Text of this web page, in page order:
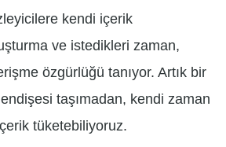
kendi içerik
ve istedikleri zaman,
özgürlüğü tanıyor. Artık bir
taşımadan, kendi zaman
tüketebiliyoruz.